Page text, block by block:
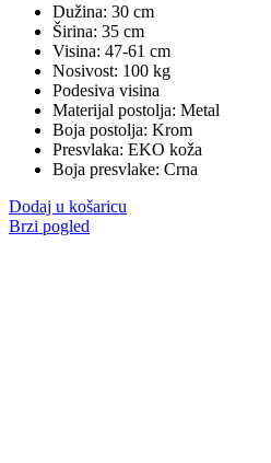
Dužina: 30 cm
Širina: 35 cm
Visina: 47-61 cm
Nosivost: 100 kg
Podesiva visina
Materijal postolja: Metal
Boja postolja: Krom
Presvlaka: EKO koža
Boja presvlake: Crna
Dodaj u košaricu
Brzi pogled